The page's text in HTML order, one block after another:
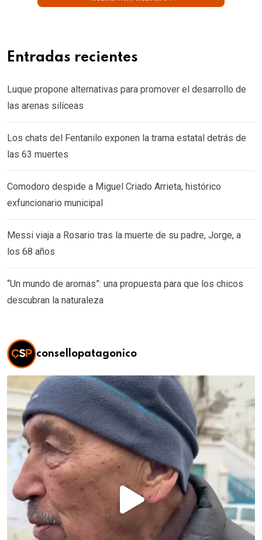
Entradas recientes
Luque propone alternativas para promover el desarrollo de
las arenas silíceas
Los chats del Fentanilo exponen la trama estatal detrás de
las 63 muertes
Comodoro despide a Miguel Criado Arrieta, histórico
exfuncionario municipal
Messi viaja a Rosario tras la muerte de su padre, Jorge, a
los 68 años
“Un mundo de aromas”: una propuesta para que los chicos
descubran la naturaleza
consellopatagonico